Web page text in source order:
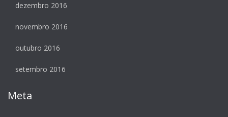
dezembro 2016
novembro 2016
outubro 2016
setembro 2016
Meta